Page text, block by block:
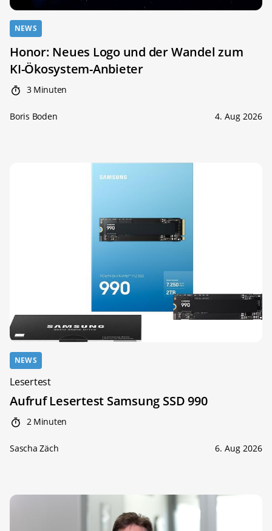
NEWS
Honor: Neues Logo und der Wandel zum
KI-Ökosystem-Anbieter
3 Minuten
Boris Boden 4. Aug 2026
NEWS
Lesertest
Aufruf Lesertest Samsung SSD 990
2 Minuten
Sascha Zäch 6. Aug 2026